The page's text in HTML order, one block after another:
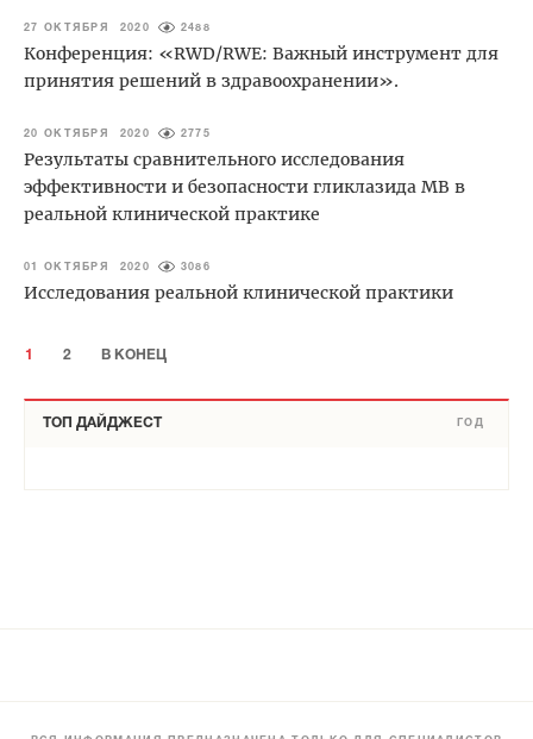
27 ОКТЯБРЯ 2020 2488
Конференция: «RWD/RWE: Важный инструмент для
принятия решений в здравоохранении».
20 ОКТЯБРЯ 2020 2775
Результаты сравнительного исследования
эффективности и безопасности гликлазида МВ в
реальной клинической практике
01 ОКТЯБРЯ 2020 3086
Исследования реальной клинической практики
1 2 В КОНЕЦ
ТОП ДАЙДЖЕСТ ГОД